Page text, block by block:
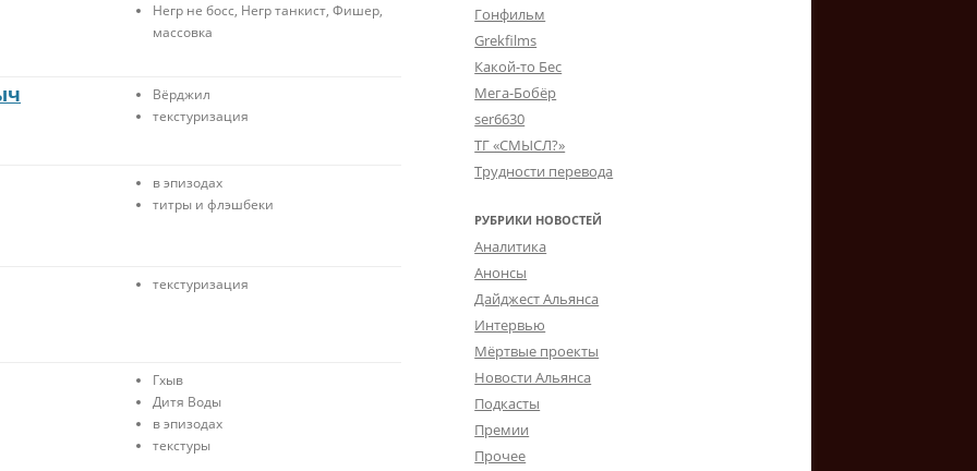
Негр не босс, Негр танкист, Фишер,
массовка
Вёрджил
текстуризация
в эпизодах
титры и флэшбеки
текстуризация
Гхыв
Дитя Воды
в эпизодах
текстуры
Гонфильм
Grekfilms
Какой-то Бес
Мега-Бобёр
ser6630
ТГ «СМЫСЛ?»
Трудности перевода
РУБРИКИ НОВОСТЕЙ
Аналитика
Анонсы
Дайджест Альянса
Интервью
Мёртвые проекты
Новости Альянса
Подкасты
Премии
Прочее